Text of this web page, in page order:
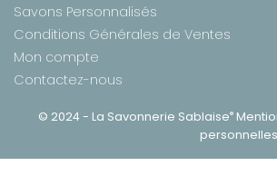
Savons Personnalisés
Conditions Générales de Ventes
Mon compte
Contactez-nous
© 2024 - La Savonnerie Sablaise®
personnelles